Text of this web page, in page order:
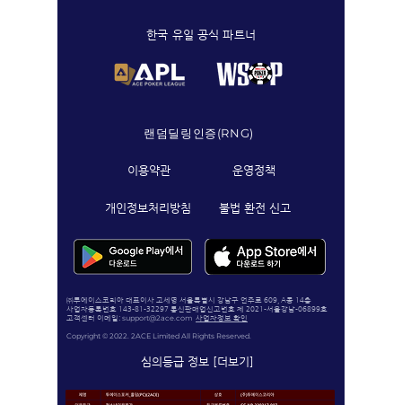
​한국 유일 공식 파트너
랜덤딜링인증(RNG)
이용약관
개인정보처리방침
운영정책
불법 환전 신고
㈜투에이스코리아 대표이사 고세영 서울특별시 강남구 언주로 609, A동 14층
사업자등록번호 143-81-32297 통신판매업신고번호 제 2021-서울강남-06899호
고객센터 이메일: support@2ace.com 사업자정보 확인
Copyright © 2022. 2ACE Limited All Rights Reserved.
심의등급 정보 [더보기]